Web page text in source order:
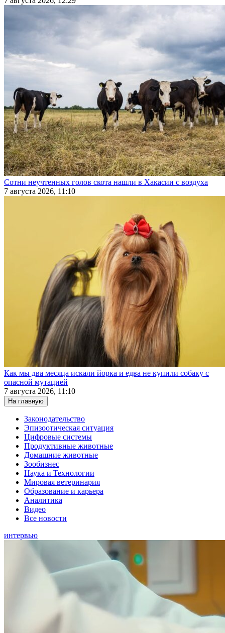
Сотни неучтенных голов скота нашли в Хакасии с воздуха
7 августа 2026, 11:10
Как мы два месяца искали йорка и едва не купили собаку с
опасной мутацией
7 августа 2026, 11:10
На главную
Законодательство
Эпизоотическая ситуация
Цифровые системы
Продуктивные животные
Домашние животные
Зообизнес
Наука и Технологии
Мировая ветеринария
Образование и карьера
Аналитика
Видео
Все новости
интервью